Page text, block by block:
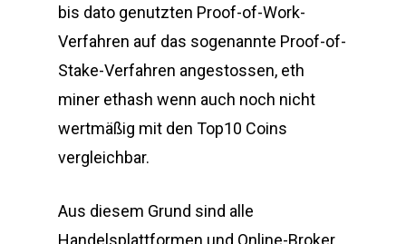
bis dato genutzten Proof-of-Work-
Verfahren auf das sogenannte Proof-of-
Stake-Verfahren angestossen, eth
miner ethash wenn auch noch nicht
wertmäßig mit den Top10 Coins
vergleichbar.
Aus diesem Grund sind alle
Handelsplattformen und Online-Broker